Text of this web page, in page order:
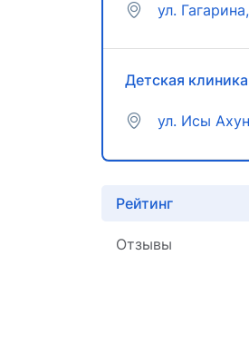
ул.
Детская
ул. Исы
Рейтинг
Отзывы